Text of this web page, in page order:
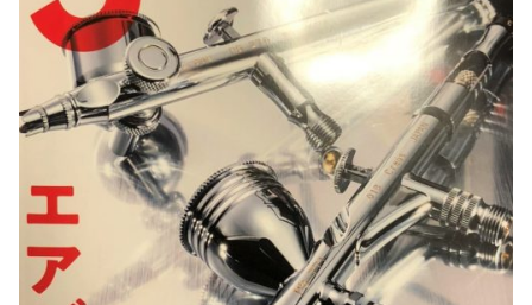
2021年最新エアブラシ機材事情を知ろう。
まとめ